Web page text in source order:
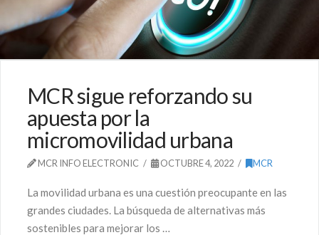
MCR sigue reforzando su
apuesta por la
micromovilidad urbana
MCR INFO ELECTRONIC OCTUBRE 4, 2022 MCR
La movilidad urbana es una cuestión preocupante en las
grandes ciudades. La búsqueda de alternativas más
sostenibles para mejorar los …